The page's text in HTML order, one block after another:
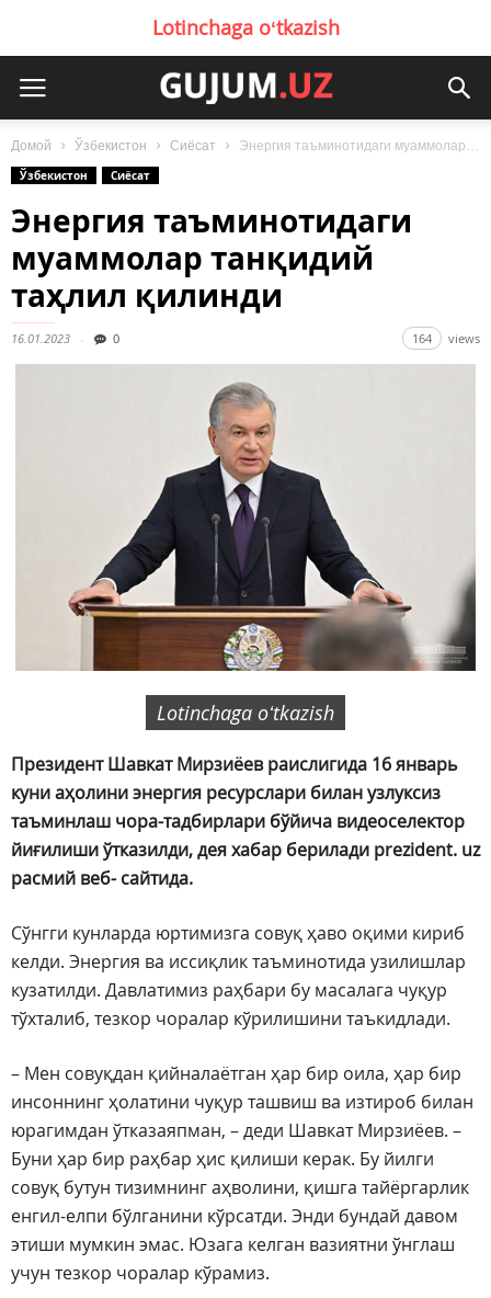
Lotinchaga oʻtkazish
Домой Ўзбекистон Сиёсат
Энергия таъминотидаги муаммолар танқидий таҳлил қилинди
Ўзбекистон
Сиёсат
Энергия таъминотидаги
муаммолар танқидий
таҳлил қилинди
16.01.2023 0 164 views
Lotinchaga oʻtkazish
Президент Шавкат Мирзиёев раислигида 16 январь
куни аҳолини энергия ресурслари билан узлуксиз
таъминлаш чора-тадбирлари бўйича видеоселектор
йиғилиши ўтказилди, дея хабар берилади prezident. uz
расмий веб- сайтида.
Сўнгги кунларда юртимизга совуқ ҳаво оқими кириб
келди. Энергия ва иссиқлик таъминотида узилишлар
кузатилди. Давлатимиз раҳбари бу масалага чуқур
тўхталиб, тезкор чоралар кўрилишини таъкидлади.
– Мен совуқдан қийналаётган ҳар бир оила, ҳар бир
инсоннинг ҳолатини чуқур ташвиш ва изтироб билан
юрагимдан ўтказаяпман, – деди Шавкат Мирзиёев. –
Буни ҳар бир раҳбар ҳис қилиши керак. Бу йилги
совуқ бутун тизимнинг аҳволини, қишга тайёргарлик
енгил-елпи бўлганини кўрсатди. Энди бундай давом
этиши мумкин эмас. Юзага келган вазиятни ўнглаш
учун тезкор чоралар кўрамиз.